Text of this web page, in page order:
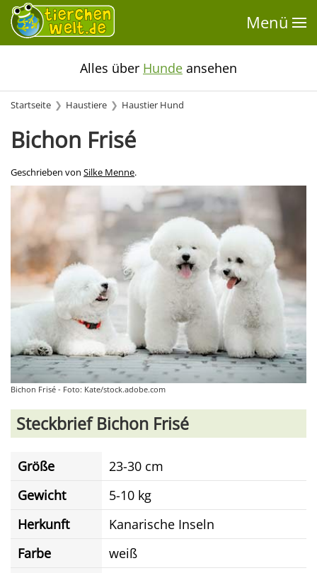
Menü
Alles über Hunde ansehen
Startseite Haustiere Haustier Hund
Bichon Frisé
Geschrieben von Silke Menne.
Bichon Frisé - Foto: Kate/stock.adobe.com
Steckbrief Bichon Frisé
Größe
23-30 cm
Gewicht
5-10 kg
Herkunft
Kanarische Inseln
Farbe
weiß